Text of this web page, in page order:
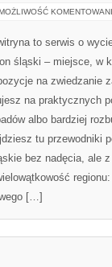
to serwis o
śląski – miejsce, w
na zwiedzanie
na praktycznych
albo bardziej
tu przewodniki
bez nadęcia, ale
[…]